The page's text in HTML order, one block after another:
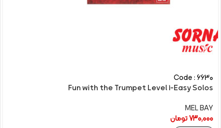
Code : 6630
Fun with the Trumpet Level 1-Easy Solos
MEL BAY
730,000تومان